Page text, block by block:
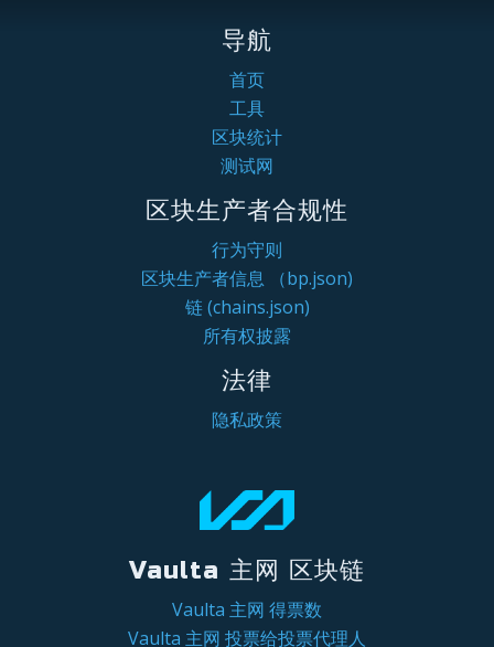
导航
首页
工具
区块统计
测试网
区块生产者合规性
行为守则
区块生产者信息 （bp.json)
链 (chains.json)
所有权披露
法律
隐私政策
Vaulta 主网 区块链
Vaulta 主网 得票数
Vaulta 主网 投票给投票代理人